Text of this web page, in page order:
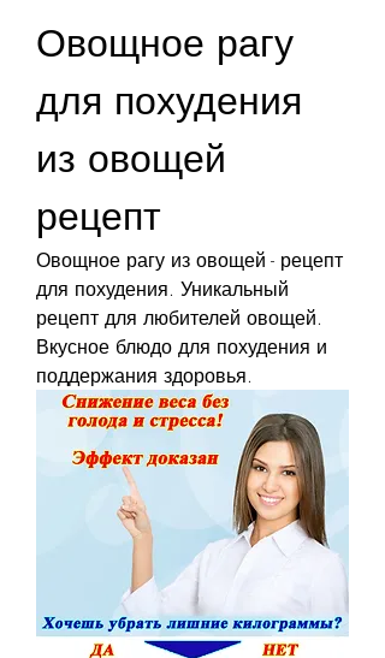
Овощное рагу
для похудения
из овощей
рецепт
Овощное рагу из овощей - рецепт
для похудения. Уникальный
рецепт для любителей овощей.
Вкусное блюдо для похудения и
поддержания здоровья.